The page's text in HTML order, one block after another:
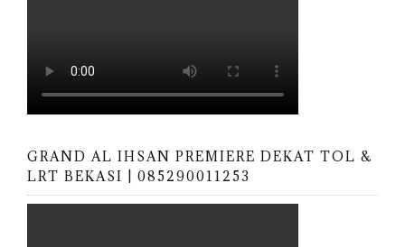
GRAND AL IHSAN PREMIERE DEKAT TOL &
LRT BEKASI | 085290011253